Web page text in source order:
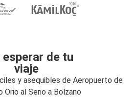
esperar de tu
viaje
y asequibles de Aeropuerto de
Orio al Serio a Bolzano